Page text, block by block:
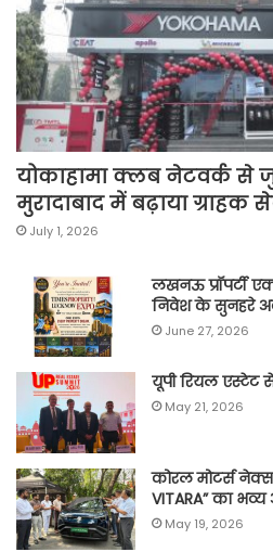
योकाहामा क्लब नेटवर्क से
मुरादाबाद में बढ़ाया ग्राहक
July 1, 2026
लखनऊ प्रॉपर्टी
निवेश के सुनहरे
June 27, 2026
यूपी रियल एस्टेट
May 21, 2026
कोरल मोटर्स नेक्सा
VITARA” का
May 19, 2026